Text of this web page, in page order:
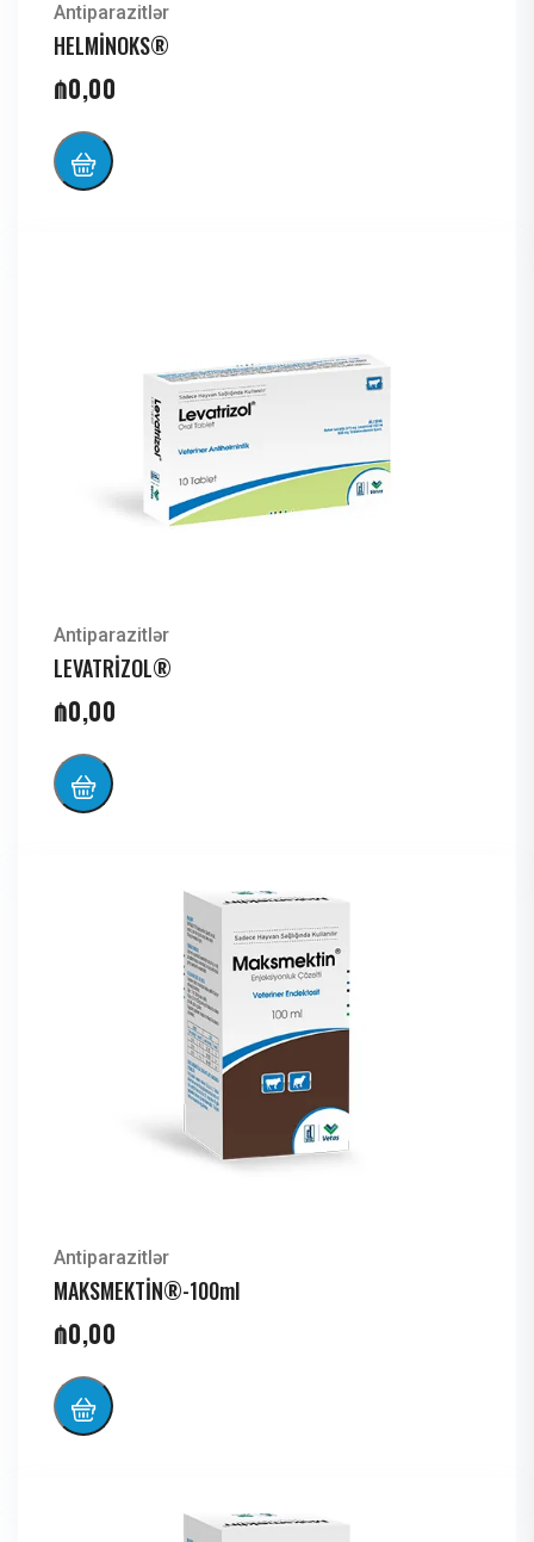
Antiparazitlər
HELMİNOKS®
₼0,00
Antiparazitlər
LEVATRİZOL®
₼0,00
Antiparazitlər
MAKSMEKTİN®-100ml
₼0,00